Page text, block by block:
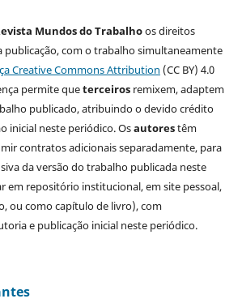
Mundos do Trabalhoos direitos
publicação, com o trabalho simultaneamente
Creative Commons Attribution (CC BY) 4.0
permite queterceirosremixem, adaptem
publicado, atribuindo o devido crédito
inicial neste periódico. Osautorestêm
contratos adicionais separadamente, para
da versão do trabalho publicada neste
em repositório institucional, em site pessoal,
ou como capítulo de livro), com
e publicação inicial neste periódico.